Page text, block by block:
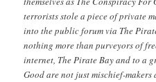
terrorists stole a piece of private
into the public forum via The
nothing more than purveyors of
internet, The Pirate Bay and to a
Good are not just mischief-makers